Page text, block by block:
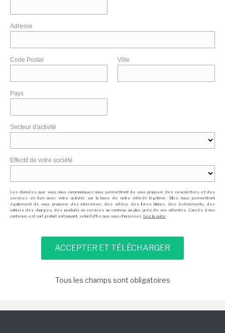
Adresse
Code Postal Ville
Pays
Secteur d'activité
Effectif de votre société
Les données que vous nous communiquez nous permettront de vous proposer des newsletters et des
services en lien avec votre activité sur la base de notre intérêt légitime. Elles nous permettront
également de vous proposer des interviews, des vidéos, des livres blancs, des événements, des
cahiers des charges, des produits ou services au contenu au plus près de vos attentes. L'accès à nos
contenus est soit gratuit soit payant, selon l'offre que vous choisissez. Lire la suite
Tous les champs sont obligatoires